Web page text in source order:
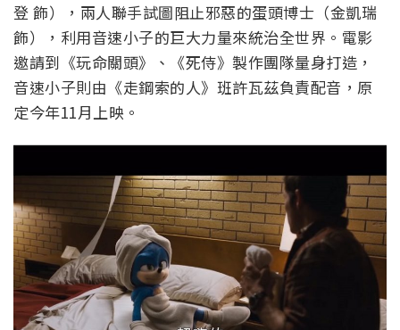
登 飾），兩人聯手試圖阻止邪惡的蛋頭博士（金凱瑞
飾），利用音速小子的巨大力量來統治全世界。電影
邀請到《玩命關頭》、《死侍》製作團隊量身打造，
音速小子則由《走鋼索的人》班許瓦茲負責配音，原
定今年11月上映。